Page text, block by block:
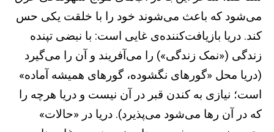
می‌شود که باعث می‌شوند خود را با خلقت یکی حس
کند. دریا بازیافت‌کننده‌ی غایی است: با نبضی تپنده‌
زندگی («نمک زندگی») را می‌آفریند و آن را می‌گیرد
(دریا محل «گورهای نگشوده، گورهای همیشه آماده»
است؛ نیازی به کندن قبر در آن نیست و دریا هرچه را
که در آن رها می‌شود می‌پذیرد). دریا در «حالات»